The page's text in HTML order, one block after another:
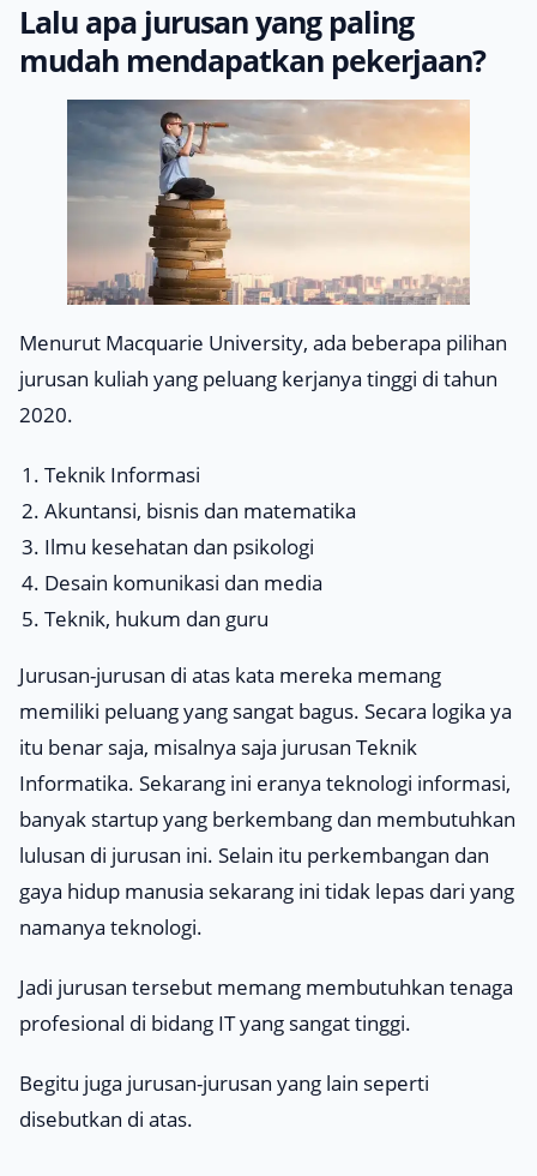
Lalu apa jurusan yang paling
mudah mendapatkan pekerjaan?
Menurut Macquarie University, ada beberapa pilihan
jurusan kuliah yang peluang kerjanya tinggi di tahun
2020.
Teknik Informasi
Akuntansi, bisnis dan matematika
Ilmu kesehatan dan psikologi
Desain komunikasi dan media
Teknik, hukum dan guru
Jurusan-jurusan di atas kata mereka memang
memiliki peluang yang sangat bagus. Secara logika ya
itu benar saja, misalnya saja jurusan Teknik
Informatika. Sekarang ini eranya teknologi informasi,
banyak startupyang berkembang dan membutuhkan
lulusan di jurusan ini. Selain itu perkembangan dan
gaya hidup manusia sekarang ini tidak lepas dari yang
namanya teknologi.
Jadi jurusan tersebut memang membutuhkan tenaga
profesional di bidang IT yang sangat tinggi.
Begitu juga jurusan-jurusan yang lain seperti
disebutkan di atas.